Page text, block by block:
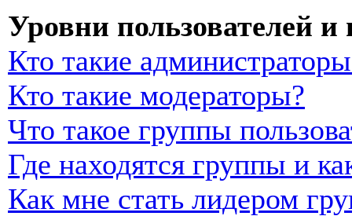
Уровни пользователей
Кто такие
Кто такие модераторы?
Что такое группы
Где находятся группы и
Как мне стать лидером